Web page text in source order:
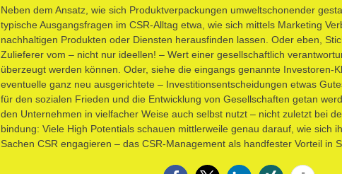
Neben dem Ansatz, wie sich Produktverpackungen umweltschonender
typische Ausgangsfragen im CSR-Alltag etwa, wie sich mittels Marketing
nachhaltigen Produkten oder Diensten herausfinden lassen. Oder eben,
Zulieferer vom – nicht nur ideellen! – Wert einer gesellschaftlich
überzeugt werden können. Oder, siehe die eingangs genannte Investoren-
eventuelle ganz neu ausgerichtete – Investitionsentscheidungen etwas
für den sozialen Frieden und die Entwicklung von Gesellschaften getan
den Unternehmen in vielfacher Weise auch selbst nutzt – nicht zuletzt bei
bindung: Viele High Potentials schauen mittlerweile genau darauf, wie sich
Sachen CSR engagieren – das CSR-Management als handfester Vorteil in